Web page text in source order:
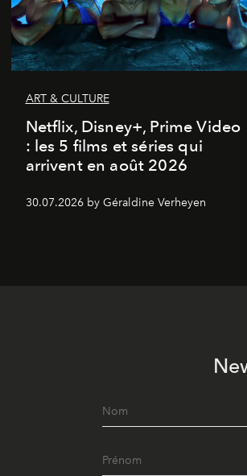
ART & CULTURE
Netflix, Disney+, Prime Video
: les 5 films et séries qui
arrivent en août 2026
30.07.2026 by Géraldine Verheyen